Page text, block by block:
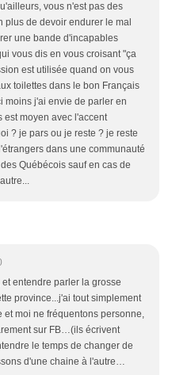
vous n'est pas des
plus de devoir endurer le mal
une bande d'incapables
vous dis en vous croisant "ça
est utilisée quand on vous
toilettes dans le bon Français
moins j'ai envie de parler en
est moyen avec l'accent
? je pars ou je reste ? je reste
dans une communauté
Québécois sauf en cas de
entendre parler la grosse
province...j'ai tout simplement
et moi ne fréquentons personne,
sur FB…(ils écrivent
le temps de changer de
d'une chaine à l'autre…